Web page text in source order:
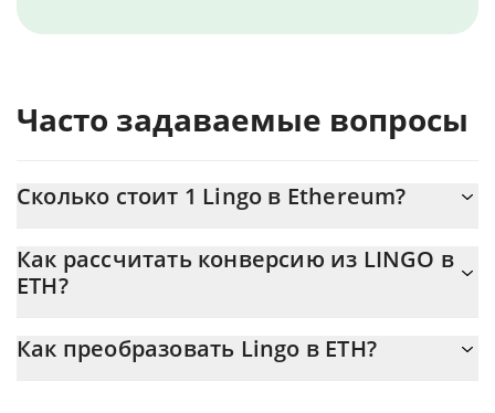
Часто задаваемые вопросы
Сколько стоит 1 Lingo в Ethereum?
На данный момент 1 Lingo равно 0.00000468 {toSymbol
Как рассчитать конверсию из LINGO в
ETH?
конвертации LINGO в ETH, просто введя сумму Lingo в
Как преобразовать Lingo в ETH?